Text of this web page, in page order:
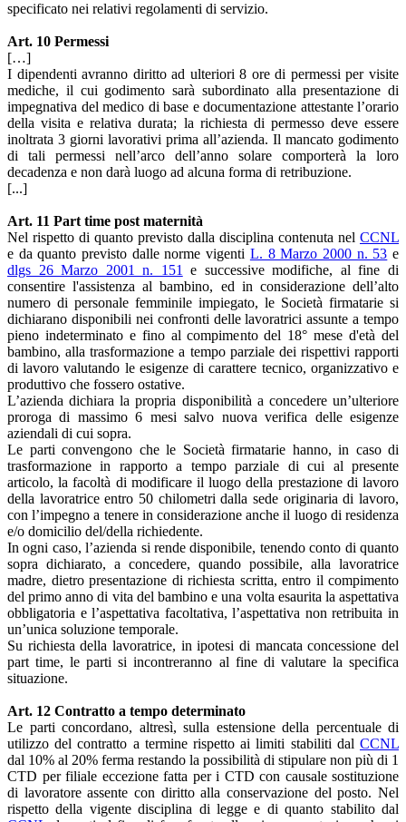
specificato nei relativi regolamenti di servizio.
Art. 10 Permessi
[…]
I dipendenti avranno diritto ad ulteriori 8 ore di permessi per visite
mediche, il cui godimento sarà subordinato alla presentazione di
impegnativa del medico di base e documentazione attestante l’orario
della visita e relativa durata; la richiesta di permesso deve essere
inoltrata 3 giorni lavorativi prima all’azienda. Il mancato godimento
di tali permessi nell’arco dell’anno solare comporterà la loro
decadenza e non darà luogo ad alcuna forma di retribuzione.
[...]
Art. 11 Part time post maternità
Nel rispetto di quanto previsto dalla disciplina contenuta nel CCNL
e da quanto previsto dalle norme vigenti L. 8 Marzo 2000 n. 53 e
dlgs 26 Marzo 2001 n. 151
e successive modifiche, al fine di
consentire l'assistenza al bambino, ed in considerazione dell’alto
numero di personale femminile impiegato, le Società firmatarie si
dichiarano disponibili nei confronti delle lavoratrici assunte a tempo
pieno indeterminato e fino al compimento del 18° mese d'età del
bambino, alla trasformazione a tempo parziale dei rispettivi rapporti
di lavoro valutando le esigenze di carattere tecnico, organizzativo e
produttivo che fossero ostative.
L’azienda dichiara la propria disponibilità a concedere un’ulteriore
proroga di massimo 6 mesi salvo nuova verifica delle esigenze
aziendali di cui sopra.
Le parti convengono che le Società firmatarie hanno, in caso di
trasformazione in rapporto a tempo parziale di cui al presente
articolo, la facoltà di modificare il luogo della prestazione di lavoro
della lavoratrice entro 50 chilometri dalla sede originaria di lavoro,
con l’impegno a tenere in considerazione anche il luogo di residenza
e/o domicilio del/della richiedente.
In ogni caso, l’azienda si rende disponibile, tenendo conto di quanto
sopra dichiarato, a concedere, quando possibile, alla lavoratrice
madre, dietro presentazione di richiesta scritta, entro il compimento
del primo anno di vita del bambino e una volta esaurita la aspettativa
obbligatoria e l’aspettativa facoltativa, l’aspettativa non retribuita in
un’unica soluzione temporale.
Su richiesta della lavoratrice, in ipotesi di mancata concessione del
part time, le parti si incontreranno al fine di valutare la specifica
situazione.
Art. 12 Contratto a tempo determinato
Le parti concordano, altresì, sulla estensione della percentuale di
utilizzo del contratto a termine rispetto ai limiti stabiliti dal CCNL
dal 10% al 20% ferma restando la possibilità di stipulare non più di 1
CTD per filiale eccezione fatta per i CTD con causale sostituzione
di lavoratore assente con diritto alla conservazione del posto. Nel
rispetto della vigente disciplina di legge e di quanto stabilito dal